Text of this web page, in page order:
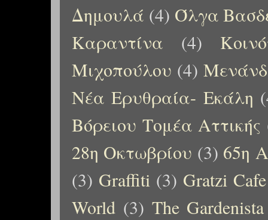
Δημουλά (4) Όλγα
Καραντίνα
(4)
Μιχοπούλου (4)
Νέα Ερυθραία- Εκάλη
Βόρειου Τομέα Αττικής
28η Οκτωβρίου (3) 65η
(3) Graffiti (3) Gratzi Cafe
World (3) The Gardenista